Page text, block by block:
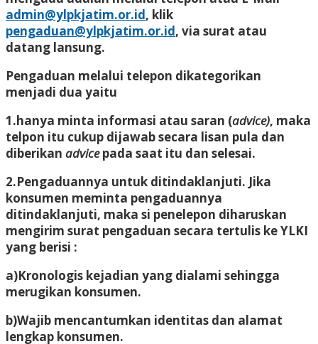
admin@ylpkjatim.or.id, klik
pengaduan@ylpkjatim.or.id, via surat atau
datang lansung.
Pengaduan melalui telepon dikategorikan
menjadi dua yaitu
1.hanya minta informasi atau saran (advice), maka
telpon itu cukup dijawab secara lisan pula dan
diberikan advicepada saat itu dan selesai.
2.Pengaduannya untuk ditindaklanjuti. Jika
konsumen meminta pengaduannya
ditindaklanjuti, maka si penelepon diharuskan
mengirim surat pengaduan secara tertulis ke YLKI
yang berisi :
a)Kronologis kejadian yang dialami sehingga
merugikan konsumen.
b)Wajib mencantumkan identitas dan alamat
lengkap konsumen.